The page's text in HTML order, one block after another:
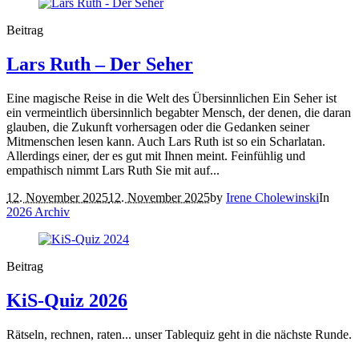
Beitrag
Lars Ruth – Der Seher
Eine magische Reise in die Welt des Übersinnlichen Ein Seher ist
ein vermeintlich übersinnlich begabter Mensch, der denen, die daran
glauben, die Zukunft vorhersagen oder die Gedanken seiner
Mitmenschen lesen kann. Auch Lars Ruth ist so ein Scharlatan.
Allerdings einer, der es gut mit Ihnen meint. Feinfühlig und
empathisch nimmt Lars Ruth Sie mit auf...
12. November 202512. November 2025by Irene CholewinskiIn
2026 Archiv
Beitrag
KiS-Quiz 2026
Rätseln, rechnen, raten... unser Tablequiz geht in die nächste Runde.